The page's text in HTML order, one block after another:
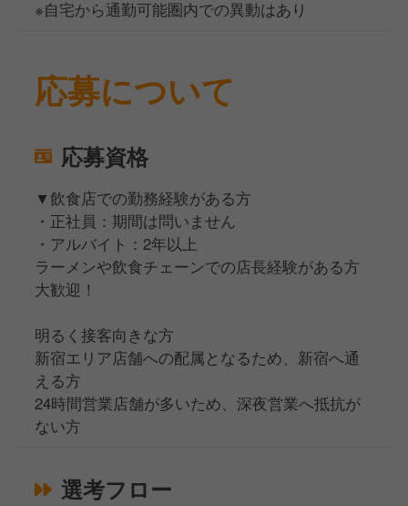
※自宅から通勤可能圏内での異動はあり
応募について
応募資格
▼飲食店での勤務経験がある方
・正社員：期間は問いません
・アルバイト：2年以上
ラーメンや飲食チェーンでの店長経験がある方
大歓迎！
明るく接客向きな方
新宿エリア店舗への配属となるため、新宿へ通
える方
24時間営業店舗が多いため、深夜営業へ抵抗が
ない方
選考フロー